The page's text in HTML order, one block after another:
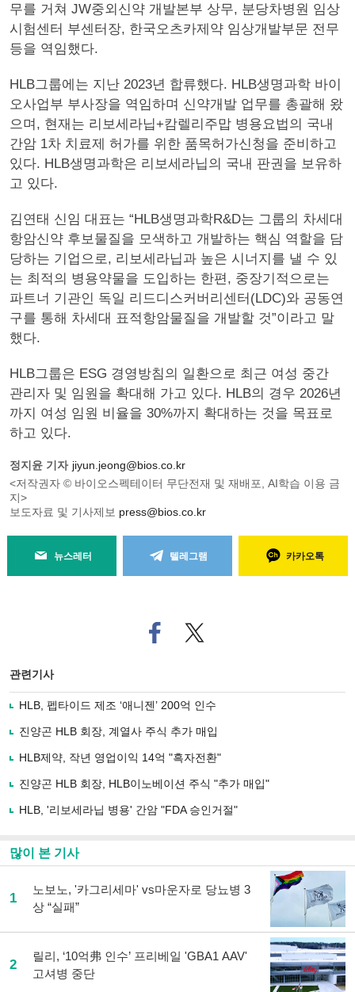
무를 거쳐 JW중외신약 개발본부 상무, 분당차병원 임상
시험센터 부센터장, 한국오츠카제약 임상개발부문 전무
등을 역임했다.
HLB그룹에는 지난 2023년 합류했다. HLB생명과학 바이
오사업부 부사장을 역임하며 신약개발 업무를 총괄해 왔
으며, 현재는 리보세라닙+캄렐리주맙 병용요법의 국내
간암 1차 치료제 허가를 위한 품목허가신청을 준비하고
있다. HLB생명과학은 리보세라닙의 국내 판권을 보유하
고 있다.
김연태 신임 대표는 “HLB생명과학R&D는 그룹의 차세대
항암신약 후보물질을 모색하고 개발하는 핵심 역할을 담
당하는 기업으로, 리보세라닙과 높은 시너지를 낼 수 있
는 최적의 병용약물을 도입하는 한편, 중장기적으로는
파트너 기관인 독일 리드디스커버리센터(LDC)와 공동연
구를 통해 차세대 표적항암물질을 개발할 것”이라고 말
했다.
HLB그룹은 ESG 경영방침의 일환으로 최근 여성 중간
관리자 및 임원을 확대해 가고 있다. HLB의 경우 2026년
까지 여성 임원 비율을 30%까지 확대하는 것을 목표로
하고 있다.
정지윤 기자 jiyun.jeong@bios.co.kr
<저작권자 © 바이오스펙테이터 무단전재 및 재배포, AI학습 이용 금
지>
보도자료 및 기사제보 press@bios.co.kr
뉴스레터 텔레그램 카카오톡
페
이
로
기
사
유
기
트위
터로
관련기사
HLB, 펩타이드 제조 ‘애니젠’ 200억 인수
진양곤 HLB 회장, 계열사 주식 추가 매입
HLB제약, 작년 영업이익 14억 "흑자전환"
진양곤 HLB 회장, HLB이노베이션 주식 "추가 매입"
HLB, '리보세라닙 병용' 간암 "FDA 승인거절"
많이 본 기사
1
노보노, '카그리세마' vs마운자로 당뇨병 3
상 “실패”
2
릴리, ‘10억弗 인수’ 프리베일 'GBA1 AAV'
고셔병 중단